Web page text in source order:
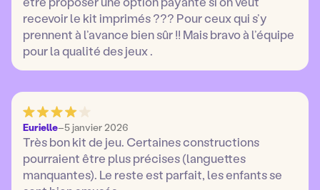
recevoir le kit imprimés ??? Pour ceux qui s’y
prennent à l’avance bien sûr !! Mais bravo à l’équipe
pour la qualité des jeux .
Eurielle–5 janvier 2026
Très bon kit de jeu. Certaines constructions
pourraient être plus précises (languettes
manquantes). Le reste est parfait, les enfants se